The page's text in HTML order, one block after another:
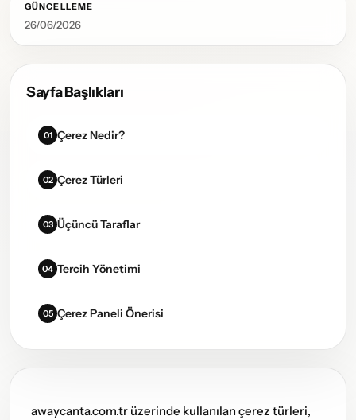
GÜNCELLEME
26/06/2026
Sayfa Başlıkları
01 Çerez Nedir?
02 Çerez Türleri
03 Üçüncü Taraflar
04 Tercih Yönetimi
05 Çerez Paneli Önerisi
awaycanta.com.tr üzerinde kullanılan çerez türleri,